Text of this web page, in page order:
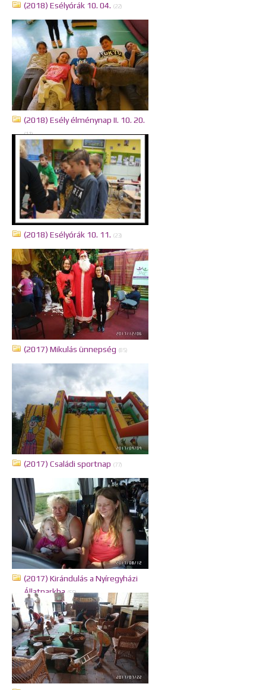
(2018) Esélyórák 10. 04. (22)
(2018) Esély élménynap II. 10. 20.
(11)
(2018) Esélyórák 10. 11. (23)
(2017) Mikulás ünnepség (85)
(2017) Családi sportnap (77)
(2017) Kirándulás a Nyíregyházi
Állatparkba (56)